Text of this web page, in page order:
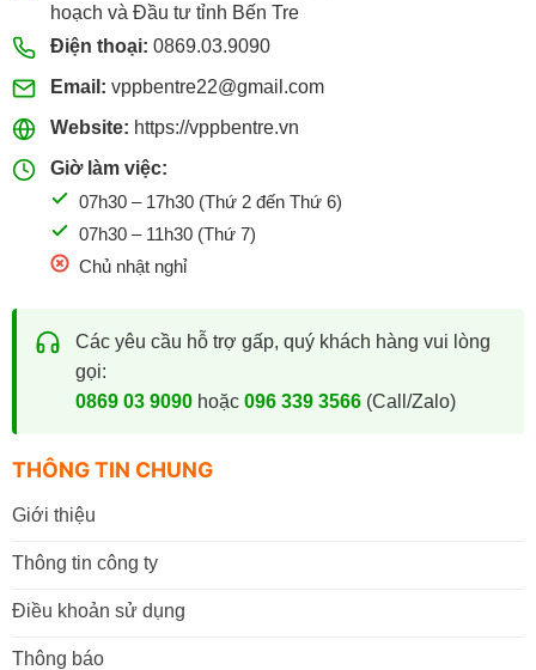
hoạch và Đầu tư tỉnh Bến Tre
Điện thoại: 0869.03.9090
Email: vppbentre22@gmail.com
Website: https://vppbentre.vn
Giờ làm việc:
07h30 – 17h30 (Thứ 2 đến Thứ 6)
07h30 – 11h30 (Thứ 7)
Chủ nhật nghỉ
Các yêu cầu hỗ trợ gấp, quý khách hàng vui lòng
gọi:
0869 03 9090hoặc 096 339 3566(Call/Zalo)
THÔNG TIN CHUNG
Giới thiệu
Thông tin công ty
Điều khoản sử dụng
Thông báo